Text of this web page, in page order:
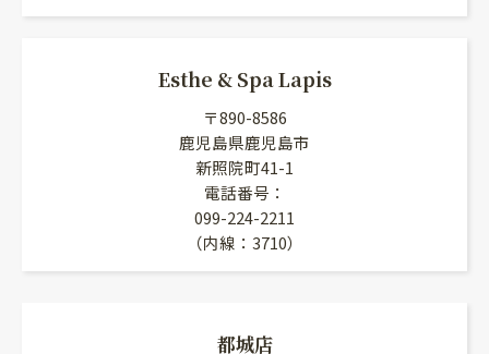
Esthe & Spa Lapis
〒890-8586
鹿児島県鹿児島市
新照院町41-1
電話番号：
099-224-2211
（内線：3710）
都城店